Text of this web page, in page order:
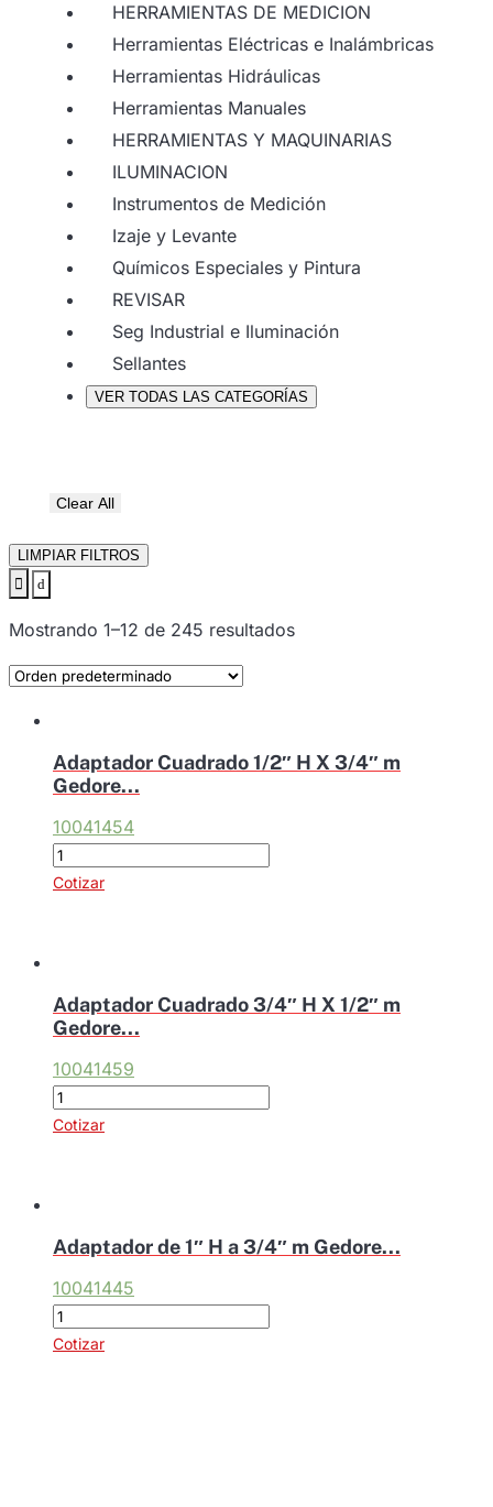
HERRAMIENTAS DE MEDICION
Herramientas Eléctricas e Inalámbricas
Herramientas Hidráulicas
Herramientas Manuales
HERRAMIENTAS Y MAQUINARIAS
ILUMINACION
Instrumentos de Medición
Izaje y Levante
Químicos Especiales y Pintura
REVISAR
Seg Industrial e Iluminación
Sellantes
VER TODAS LAS CATEGORÍAS
Clear All
LIMPIAR FILTROS
Mostrando 1–12 de 245 resultados
Adaptador Cuadrado 1/2″ H X 3/4″ m
Gedore...
10041454
Adaptador
Cuadrado
3/4"
m
Br
cantidad
Cotizar
Adaptador Cuadrado 3/4″ H X 1/2″ m
Gedore...
10041459
Adaptador
Cuadrado
m
Gedore
Br
cantidad
Cotizar
Adaptador de 1″ H a 3/4″ m Gedore...
10041445
Adaptador
de
Cotizar